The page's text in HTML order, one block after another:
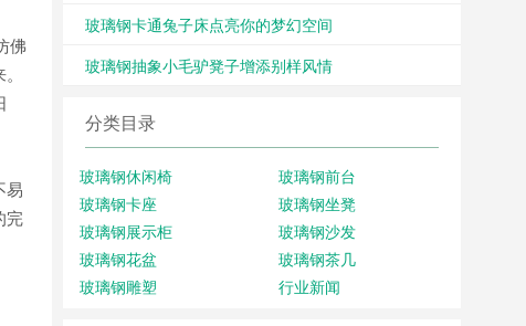
佛
易
完
玻璃钢卡通兔子床点亮你的梦幻空间
玻璃钢抽象小毛驴凳子增添别样风情
分类目录
玻璃钢休闲椅
玻璃钢前台
玻璃钢卡座
玻璃钢坐凳
玻璃钢展示柜
玻璃钢沙发
玻璃钢花盆
玻璃钢茶几
玻璃钢雕塑
行业新闻